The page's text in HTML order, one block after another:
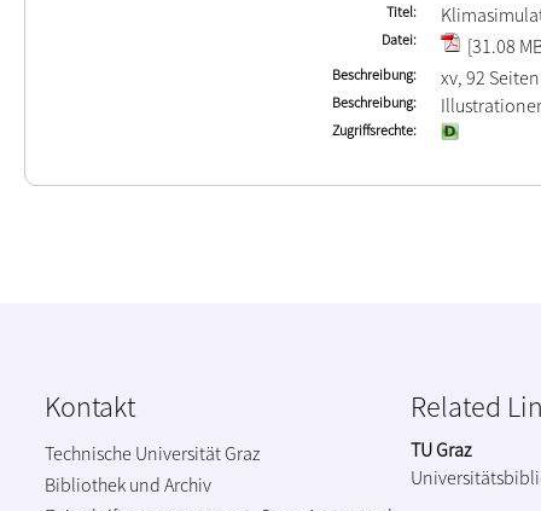
Titel
Datei [31.08
Beschreibung xv, 92 Seiten
Beschreibung
Zugriffsrechte
Kontakt
Technische Universität Graz
Bibliothek und Archiv
Related
TU Graz